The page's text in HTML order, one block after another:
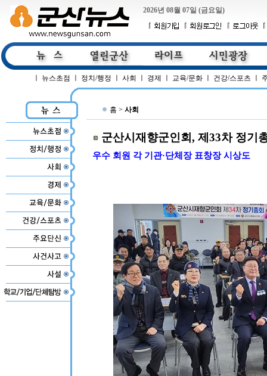
2026년 08월 07일 (금요일)
뉴스초점 정치/행정 사회 경제 교육/문화 건강/스포츠
홈 > 사회
군산시재향군인회, 제33차 정기
우수 회원 각 기관·단체장 표창장 시상도